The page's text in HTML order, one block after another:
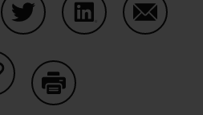
Auf Copy Link teilen